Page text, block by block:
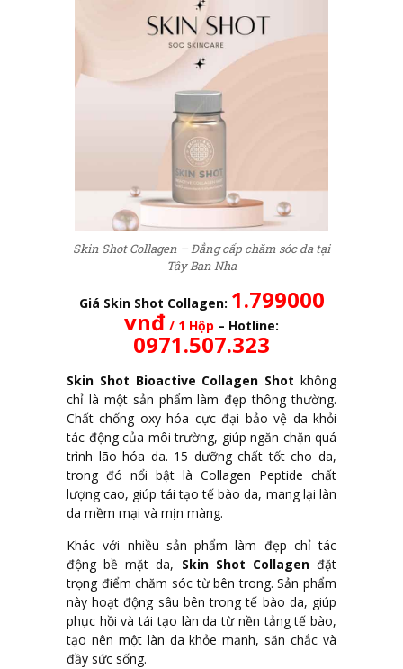
Skin Shot Collagen – Đẳng cấp chăm sóc da tại
Tây Ban Nha
Giá Skin Shot Collagen: 1.799000
vnđ / 1 Hộp – Hotline:
0971.507.323
Skin Shot Bioactive Collagen Shot không
chỉ là một sản phẩm làm đẹp thông thường.
Chất chống oxy hóa cực đại bảo vệ da khỏi
tác động của môi trường, giúp ngăn chặn quá
trình lão hóa da. 15 dưỡng chất tốt cho da,
trong đó nổi bật là Collagen Peptide chất
lượng cao, giúp tái tạo tế bào da, mang lại làn
da mềm mại và mịn màng.
Khác với nhiều sản phẩm làm đẹp chỉ tác
động bề mặt da, Skin Shot Collagenđặt
trọng điểm chăm sóc từ bên trong. Sản phẩm
này hoạt động sâu bên trong tế bào da, giúp
phục hồi và tái tạo làn da từ nền tảng tế bào,
tạo nên một làn da khỏe mạnh, săn chắc và
đầy sức sống.